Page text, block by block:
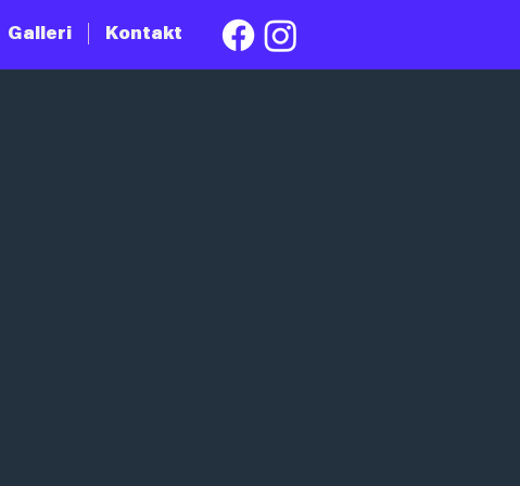
Galleri Kontakt